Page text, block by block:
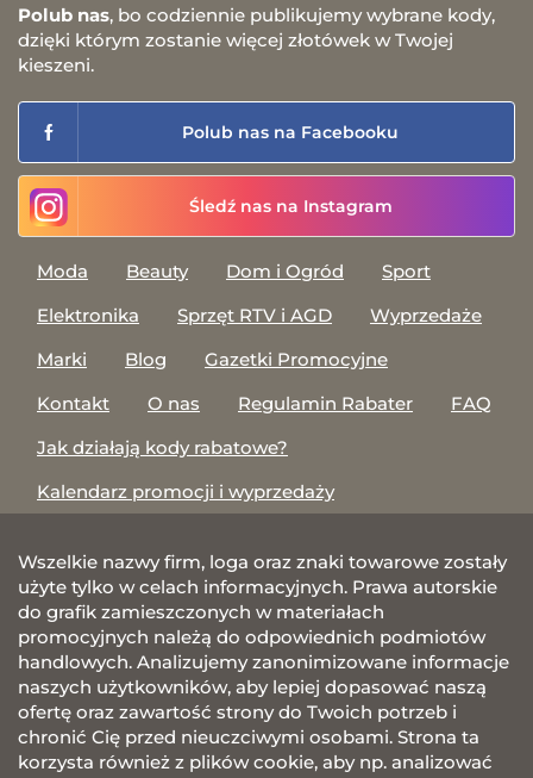
Polub nas, bo codziennie publikujemy wybrane kody,
dzięki którym zostanie więcej złotówek w Twojej
kieszeni.
Polub nas na Facebooku
Śledź nas na Instagram
Moda Beauty Dom i Ogród
Sport
Elektronika
Sprzęt RTV i AGD
Wyprzedaże
Marki
Blog
Gazetki Promocyjne
Kontakt
O nas Regulamin Rabater
FAQ
Jak działają kody rabatowe?
Kalendarz promocji i wyprzedaży
Wszelkie nazwy firm, loga oraz znaki towarowe zostały
użyte tylko w celach informacyjnych. Prawa autorskie
do grafik zamieszczonych w materiałach
promocyjnych należą do odpowiednich podmiotów
handlowych. Analizujemy zanonimizowane informacje
naszych użytkowników, aby lepiej dopasować naszą
ofertę oraz zawartość strony do Twoich potrzeb i
chronić Cię przed nieuczciwymi osobami. Strona ta
korzysta również z plików cookie, aby np. analizować